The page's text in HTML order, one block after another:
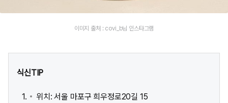
이미지 출처 : covi_b님 인스타그램
식신TIP
위치: 서울 마포구 희우정로20길 15